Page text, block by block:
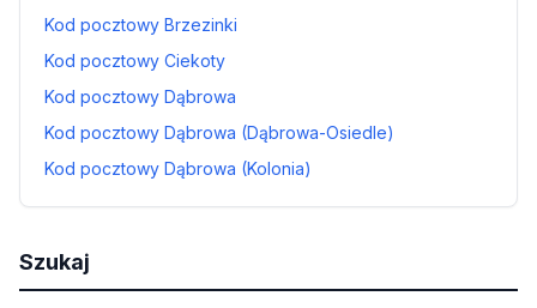
Kod pocztowy Brzezinki
Kod pocztowy Ciekoty
Kod pocztowy Dąbrowa
Kod pocztowy Dąbrowa (Dąbrowa-Osiedle)
Kod pocztowy Dąbrowa (Kolonia)
Szukaj